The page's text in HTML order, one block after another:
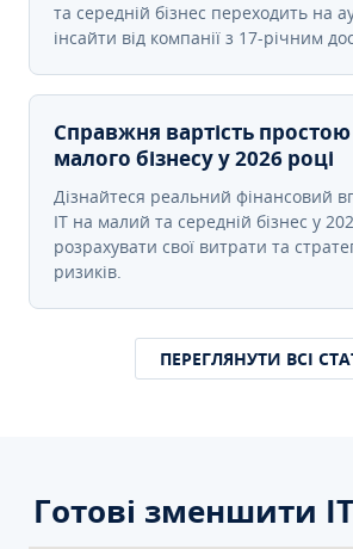
та середній бізнес переходить на
інсайти від компанії з 17-річним
Справжня вартість
малого бізнесу у 2026 році
Дізнайтеся реальний фінансовий
IT на малий та середній бізнес у
розрахувати свої витрати та
ризиків.
ПЕРЕГЛЯНУТИ ВСІ
Готові зменшити